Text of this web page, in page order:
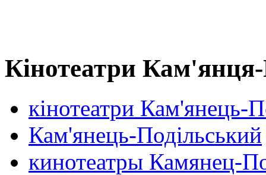
Кінотеатри Кам'янця-
кінотеатри Кам'янець-
Кам'янець-Подільський
кинотеатры Камянец-